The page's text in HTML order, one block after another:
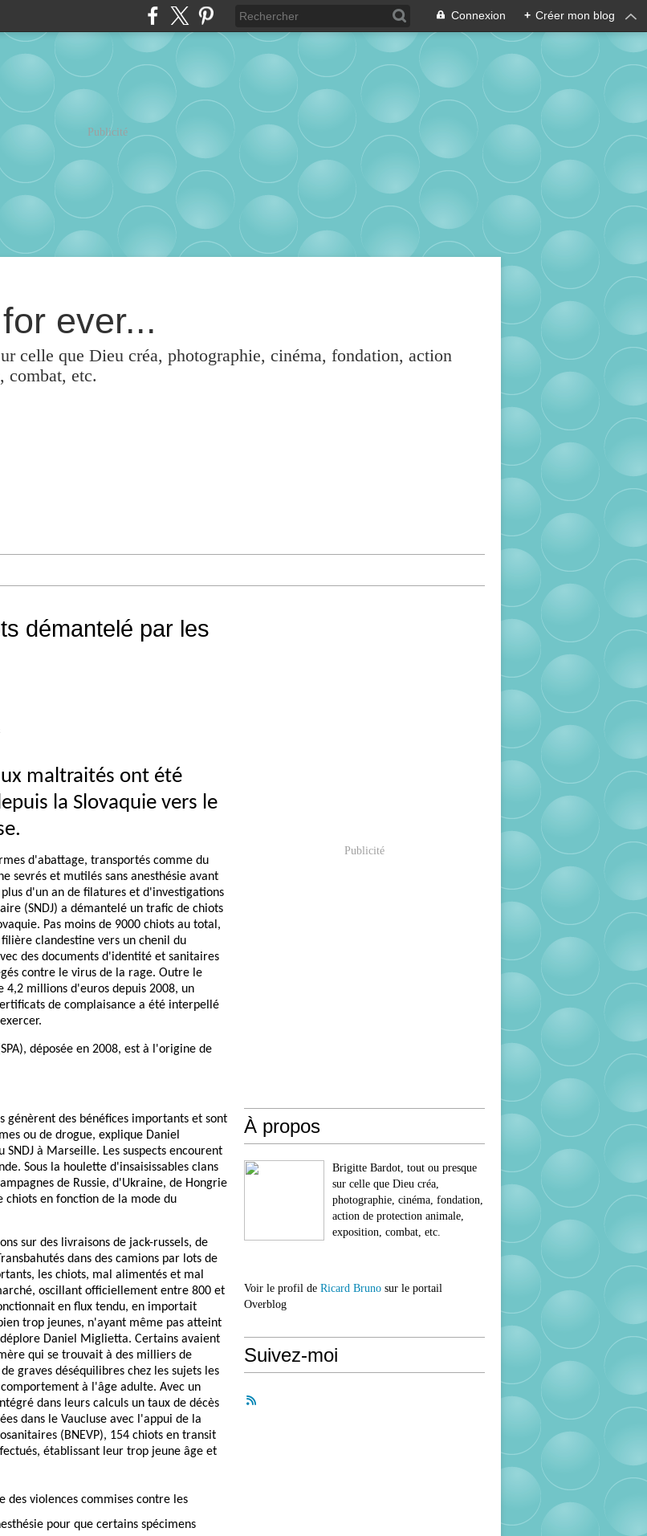
Connexion + Créer mon blog
Publicité
ever...
celle que Dieu créa, photographie, cinéma, fondation, action
combat, etc.
démantelé par les
maltraités ont été
la Slovaquie vers le
d'abattage, transportés comme du
sevrés et mutilés sans anesthésie avant
d'un an de filatures et d'investigations
(SNDJ) a démantelé un trafic de chiots
Pas moins de 9000 chiots au total,
clandestine vers un chenil du
des documents d'identité et sanitaires
contre le virus de la rage. Outre le
millions d'euros depuis 2008, un
de complaisance a été interpellé
déposée en 2008, est à l'origine de
génèrent des bénéfices importants et sont
ou de drogue, explique Daniel
à Marseille. Les suspects encourent
Sous la houlette d'insaisissables clans
de Russie, d'Ukraine, de Hongrie
chiots en fonction de la mode du
sur des livraisons de jack-russels, de
dans des camions par lots de
les chiots, mal alimentés et mal
oscillant officiellement entre 800 et
en flux tendu, en importait
trop jeunes, n'ayant même pas atteint
Daniel Miglietta. Certains avaient
qui se trouvait à des milliers de
graves déséquilibres chez les sujets les
à l'âge adulte. Avec un
dans leurs calculs un taux de décès
dans le Vaucluse avec l'appui de la
(BNEVP), 154 chiots en transit
établissant leur trop jeune âge et
des violences commises contre les
pour que certains spécimens
Publicité
À propos
Brigitte Bardot, tout ou presque
sur celle que Dieu créa,
photographie, cinéma, fondation,
action de protection animale,
exposition, combat, etc.
Voir le profil de Ricard Bruno sur le portail
Overblog
Suivez-moi